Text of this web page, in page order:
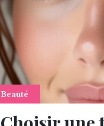
Beauté